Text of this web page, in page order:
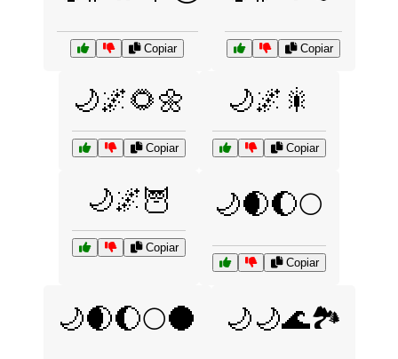
Copiar Copiar
🌙🌌🌻🌼
Copiar
🌙🌌🎇
Copiar
🌙🌌🦉
Copiar
🌙🌒🌔🌕
Copiar
🌙🌒🌔🌕🌑 🌙🌙🌊🏞️